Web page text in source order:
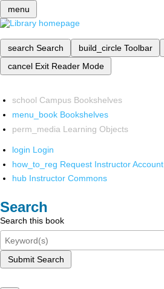
menu
search Search build_circle Toolbar
cancel Exit Reader Mode
school Campus Bookshelves
menu_book Bookshelves
perm_media Learning Objects
login Login
how_to_reg Request Instructor Account
hub Instructor Commons
Search
Search this book
Submit Search